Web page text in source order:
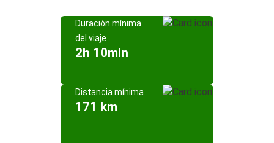
Duración mínima
del viaje
2h 10min
Distancia mínima
171 km